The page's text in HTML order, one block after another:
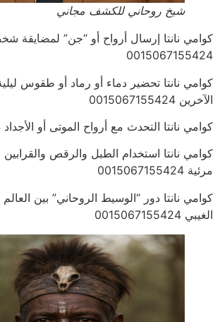
شيخ روحاني للكشف مجاني
كوامي نانتا إرسال أرواح أو “جن” لمضايقة
0015067155424
كوامي نانتا تحضير دماء أو رماد أو طقوس
الآخرين 0015067155424
كوامي نانتا التحدث مع أرواح الموتى أو الأجداد 0015067155424
كوامي نانتا استخدام الطبل والرقص
مرئية 0015067155424
كوامي نانتا دور “الوسيط الروحاني” بين العالم
الغيبي 0015067155424